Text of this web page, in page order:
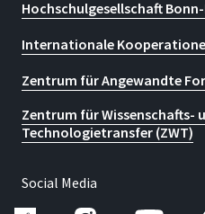
Hochschulgesellschaft
Internationale
Zentrum für Angewandte
Zentrum für Wissenschafts-
Technologietransfer (ZWT)
Social Media